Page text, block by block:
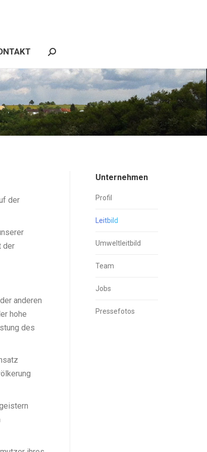
Search:
der
der
anderen
hohe
des
Unternehmen
Profil
Leitbild
Umweltleitbild
Team
Jobs
Pressefotos